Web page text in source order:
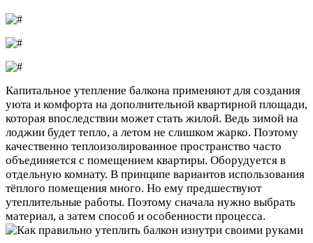
Капитальное утепление балкона применяют для создания
уюта и комфорта на дополнительной квартирной площади,
которая впоследствии может стать жилой. Ведь зимой на
лоджии будет тепло, а летом не слишком жарко. Поэтому
качественно теплоизолированное пространство часто
объединяется с помещением квартиры. Оборудуется в
отдельную комнату. В принципе вариантов использования
тёплого помещения много. Но ему предшествуют
утеплительные работы. Поэтому сначала нужно выбрать
материал, а затем способ и особенности процесса.